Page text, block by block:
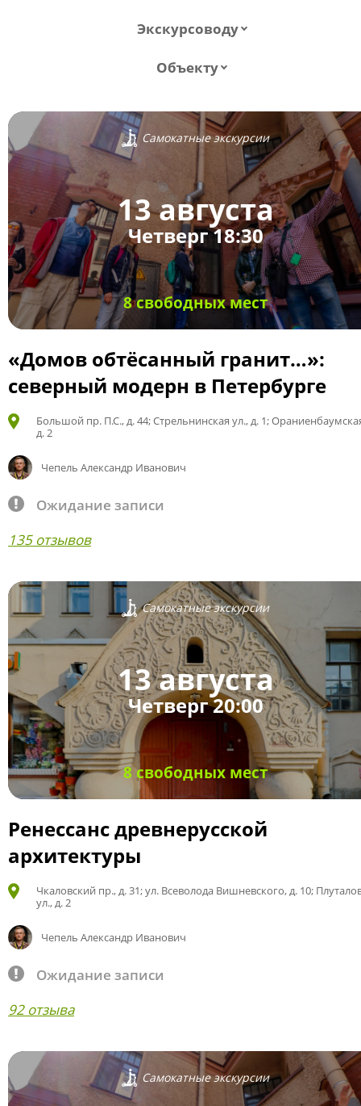
Экскурсоводу
Объекту
Самокатные экскурсии
13 августа
Четверг 18:30
8 свободных мест
«Домов обтёсанный гранит…»:
северный модерн в Петербурге
Большой пр. П.С., д. 44; Стрельнинская ул., д. 1;
д. 2
Чепель Александр Иванович
Ожидание записи
135 отзывов
Самокатные экскурсии
13 августа
Четверг 20:00
8 свободных мест
Ренессанс древнерусской
архитектуры
Чкаловский пр., д. 31; ул. Всеволода Вишневского, д. 10;
ул., д. 2
Чепель Александр Иванович
Ожидание записи
92 отзыва
Самокатные экскурсии